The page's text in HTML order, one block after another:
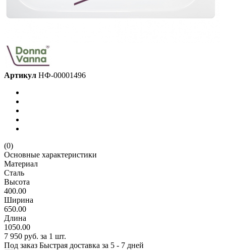
Артикул НФ-00001496
(0)
Основные характеристики
Материал
Сталь
Высота
400.00
Ширина
650.00
Длина
1050.00
7 950 руб. за 1 шт.
Под заказ Быстрая доставка за 5 - 7 дней